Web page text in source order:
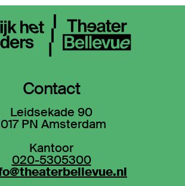
Contact
Leidsekade 90
PN Amsterdam
Kantoor
020-5305300